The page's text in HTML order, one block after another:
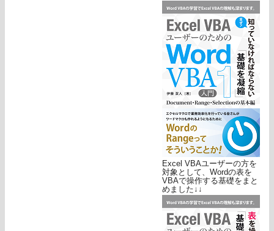
Excel VBAユーザーの方を
対象として、Wordの表を
VBAで操作する基礎をまと
めました↓↓